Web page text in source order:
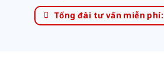
Tổng đài tư vấn miễn phí: